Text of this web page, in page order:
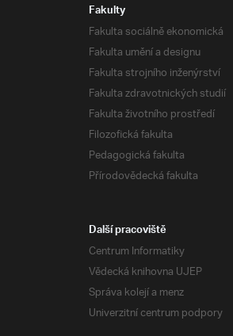
Fakulty
Fakulta sociálně ekonomická
Fakulta umění a designu
Fakulta strojního inženýrství
Fakulta zdravotnických studií
Fakulta životního prostředí
Filozofická fakulta
Pedagogická fakulta
Přírodovědecká fakulta
Další pracoviště
Centrum Informatiky
Vědecká knihovna UJEP
Správa kolejí a menz
Univerzitní centrum podpory